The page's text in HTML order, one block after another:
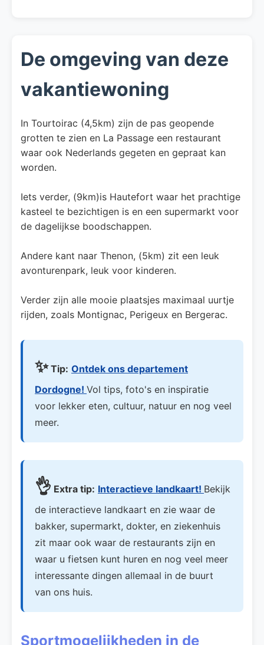
De omgeving van deze
vakantiewoning
In Tourtoirac (4,5km) zijn de pas geopende
grotten te zien en La Passage een restaurant
waar ook Nederlands gegeten en gepraat kan
worden.
Iets verder, (9km)is Hautefort waar het prachtige
kasteel te bezichtigen is en een supermarkt voor
de dagelijkse boodschappen.
Andere kant naar Thenon, (5km) zit een leuk
avonturenpark, leuk voor kinderen.
Verder zijn alle mooie plaatsjes maximaal uurtje
rijden, zoals Montignac, Perigeux en Bergerac.
✨Tip: Ontdek ons departement
Dordogne! Vol tips, foto's en inspiratie
voor lekker eten, cultuur, natuur en nog veel
meer.
👌 Extra tip: Interactieve landkaart! Bekijk
de interactieve landkaart en zie waar de
bakker, supermarkt, dokter, en ziekenhuis
zit maar ook waar de restaurants zijn en
waar u fietsen kunt huren en nog veel meer
interessante dingen allemaal in de buurt
van ons huis.
Sportmogelijkheden in de